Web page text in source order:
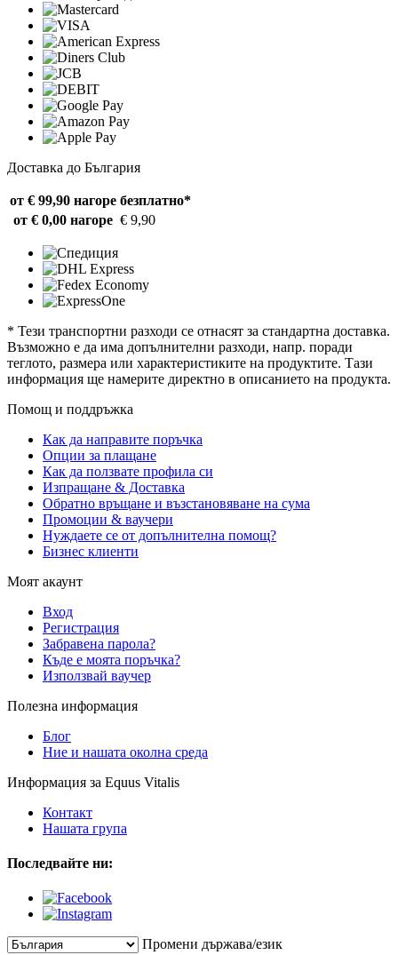
Доставка до България
от € 99,90 нагоре безплатно*
от € 0,00 нагоре € 9,90
* Тези транспортни разходи се отнасят за стандартна доставка.
Възможно е да има допълнителни разходи, напр. поради
теглото, размера или характеристиките на продуктите. Тази
информация ще намерите директно в описанието на продукта.
Помощ и поддръжка
Как да направите поръчка
Опции за плащане
Как да ползвате профила си
Изпращане & Доставка
Обратно връщане и възстановяване на сума
Промоции & ваучери
Нуждаете се от допълнителна помощ?
Бизнес клиенти
Моят акаунт
Вход
Регистрация
Забравена парола?
Къде е моята поръчка?
Използвай ваучер
Полезна информация
Блог
Ние и нашата околна среда
Информация за Equus Vitalis
Контакт
Нашата група
Последвайте ни:
Промени държава/език